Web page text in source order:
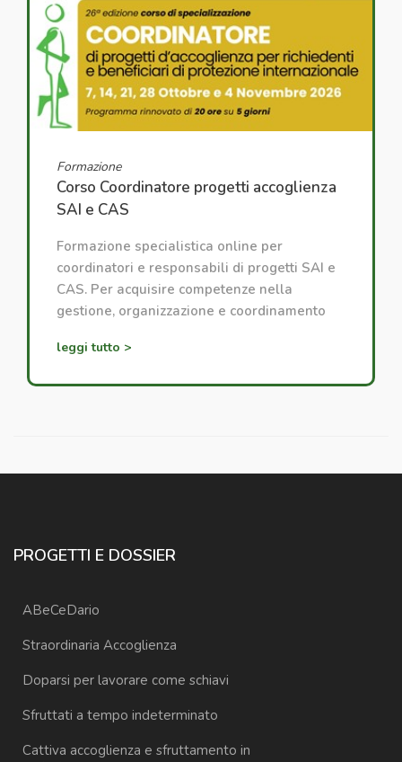
Formazione
Corso Coordinatore progetti accoglienza
SAI e CAS
Formazione specialistica online per
coordinatori e responsabili di progetti SAI e
CAS. Per acquisire competenze nella
gestione, organizzazione e coordinamento
leggi tutto >
PROGETTI E DOSSIER
ABeCeDario
Straordinaria Accoglienza
Doparsi per lavorare come schiavi
Sfruttati a tempo indeterminato
Cattiva accoglienza e sfruttamento in